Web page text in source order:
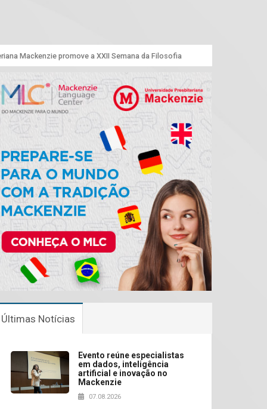
Mackenzie promove a XXII Semana da Filosofia
Últimas Notícias
Evento reúne especialistas
em dados, inteligência
artificial e inovação no
Mackenzie
07.08.2026